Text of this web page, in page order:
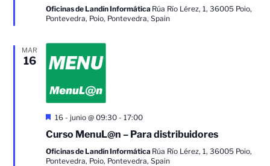
Oficinas de Landín Informática Rúa Río Lérez, 1, 36005 Poio,
Pontevedra, Poio, Pontevedra, Spain
MAR
16
Destacado
16 - junio @ 09:30 -17:00
Curso MenuL@n – Para distribuidores
Oficinas de Landín Informática Rúa Río Lérez, 1, 36005 Poio,
Pontevedra, Poio, Pontevedra, Spain